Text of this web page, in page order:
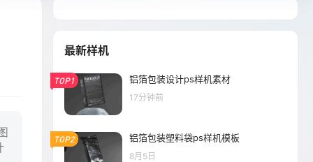
最新样机
TOP1 铝箔包装设计ps样机素材
17分钟前
TOP2 铝箔包装塑料袋ps样机模板
8月5日